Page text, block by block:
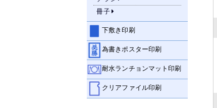
冊子
下敷き印刷
為書きポスター印刷
耐水ランチョンマット印刷
クリアファイル印刷